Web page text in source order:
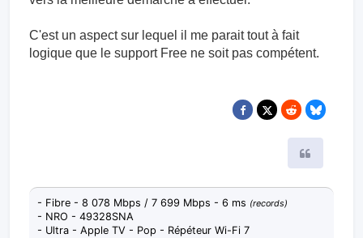
C'est un aspect sur lequel il me parait tout à fait
logique que le support Free ne soit pas compétent.
- Fibre - 8 078 Mbps / 7 699 Mbps - 6 ms (records)
- NRO - 49328SNA
- Ultra - Apple TV - Pop - Répéteur Wi-Fi 7